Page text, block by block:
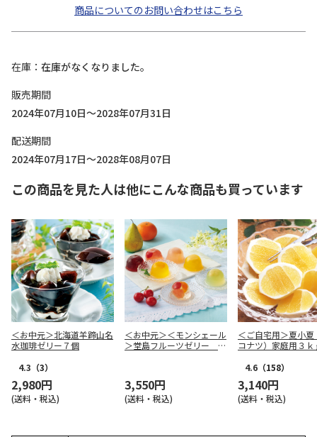
商品についてのお問い合わせはこちら
在庫
在庫がなくなりました。
販売期間
2024年07月10日～2028年07月31日
配送期間
2024年07月17日～2028年08月07日
この商品を見た人は他にこんな商品も買っています
＜お中元＞北海道羊蹄山名
水珈琲ゼリー７個
4.3 （3）
2,980円
(送料・税込)
＜お中元＞＜モンシェール
＞堂島フルーツゼリー ９
3,550円
(送料・税込)
＜ご自宅用＞夏小夏
コナツ）家庭用３ｋ
4.6 （158）
3,140円
(送料・税込)